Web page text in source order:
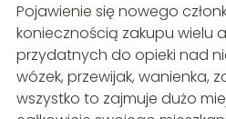
Pojawienie się nowego
koniecznością zakupu wielu
przydatnych do opieki nad
wózek, przewijak, wanienka,
wszystko to zajmuje dużo